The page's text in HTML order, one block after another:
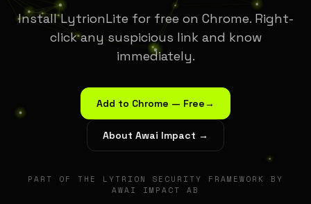
Install LytrionLite for free on Chrome. Right-
click any suspicious link and know
immediately.
Add to Chrome — Free→
About Awai Impact →
PART OF THE LYTRION SECURITY FRAMEWORK BY
AWAI IMPACT AB